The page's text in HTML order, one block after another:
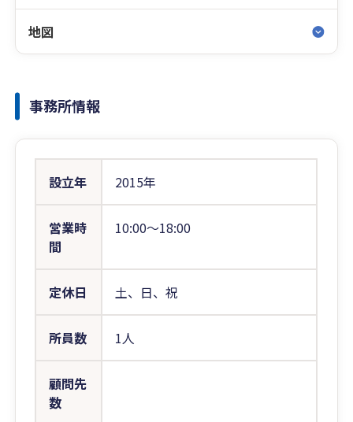
地図
事務所情報
設立年 2015年
営業時
間
10:00〜18:00
定休日 土、日、祝
所員数 1人
顧問先
数